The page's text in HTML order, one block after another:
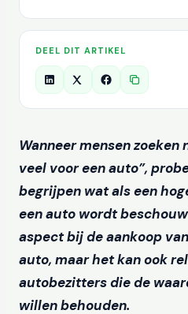
DEEL DIT ARTIKEL
Wanneer mensen zoeken
veel voor een auto”,
begrijpen wat als een
een auto wordt
aspect bij de aankoop
auto, maar het kan ook
autobezitters die de
willen behouden.